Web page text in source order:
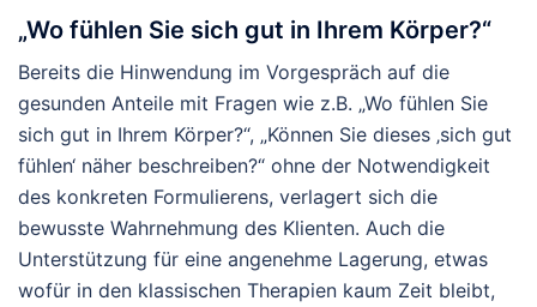
„Wo fühlen Sie sich gut in Ihrem Körper?“
Bereits die Hinwendung im Vorgespräch auf die
gesunden Anteile mit Fragen wie z.B. „Wo fühlen Sie
sich gut in Ihrem Körper?“, „Können Sie dieses ‚sich gut
fühlen‘ näher beschreiben?“ ohne der Notwendigkeit
des konkreten Formulierens, verlagert sich die
bewusste Wahrnehmung des Klienten. Auch die
Unterstützung für eine angenehme Lagerung, etwas
wofür in den klassischen Therapien kaum Zeit bleibt,